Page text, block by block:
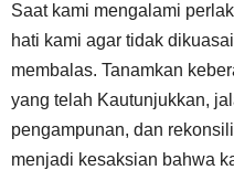
Saat kami mengalami
hati kami agar tidak
membalas. Tanamkan
yang telah Kautunjukkan,
pengampunan, dan
menjadi kesaksian bahwa